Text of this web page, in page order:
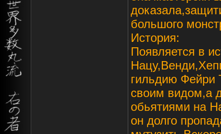
большого
История:
Появляется в
гильдию Фейри
своим видом,а
обьятиями на
он долго